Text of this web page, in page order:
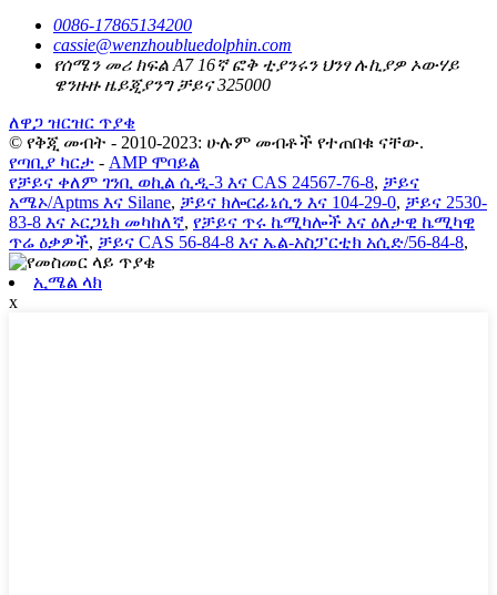
0086-17865134200
cassie@wenzhoubluedolphin.com
የሰሜን መሪ ክፍል A7 16ኛ ፎቅ ቲያንሩን ህንፃ ሉኪያዎ ኦውሃይ
ዌንዙዙ ዜይጂያንግ ቻይና 325000
ለዋጋ ዝርዝር ጥያቄ
© የቅጂ መብት - 2010-2023: ሁሉም መብቶች የተጠበቁ ናቸው.
የጣቢያ ካርታ - AMP ሞባይል
የቻይና ቀለም ገንቢ ወኪል ሲዲ-3 እና CAS 24567-76-8, ቻይና
አሜኦ/Aptms እና Silane, ቻይና ክሎርፊኔሲን እና 104-29-0, ቻይና 2530-
83-8 እና ኦርጋኒክ መካከለኛ, የቻይና ጥሩ ኬሚካሎች እና ዕለታዊ ኬሚካዊ
ጥሬ ዕቃዎች, ቻይና CAS 56-84-8 እና ኤል-አስፓርቲክ አሲድ/56-84-8,
ኢሜል ላክ
x